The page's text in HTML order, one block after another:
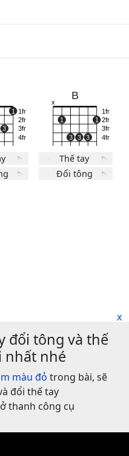
x
đổi tông và thế
nhất nhé
màu đỏ trong bài, sẽ
đổi thế tay
thanh công cụ